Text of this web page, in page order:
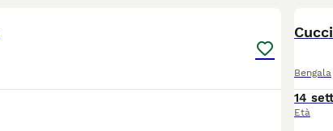
Bengala
14
Età